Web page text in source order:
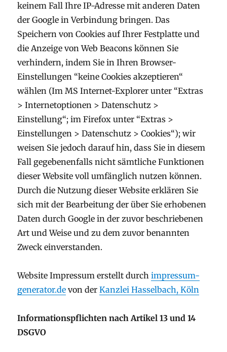
keinem Fall Ihre IP-Adresse mit anderen Daten
der Google in Verbindung bringen. Das
Speichern von Cookies auf Ihrer Festplatte und
die Anzeige von Web Beacons können Sie
verhindern, indem Sie in Ihren Browser-
Einstellungen “keine Cookies akzeptieren“
wählen (Im MS Internet-Explorer unter “Extras
> Internetoptionen > Datenschutz >
Einstellung“; im Firefox unter “Extras >
Einstellungen > Datenschutz > Cookies“); wir
weisen Sie jedoch darauf hin, dass Sie in diesem
Fall gegebenenfalls nicht sämtliche Funktionen
dieser Website voll umfänglich nutzen können.
Durch die Nutzung dieser Website erklären Sie
sich mit der Bearbeitung der über Sie erhobenen
Daten durch Google in der zuvor beschriebenen
Art und Weise und zu dem zuvor benannten
Zweck einverstanden.
Website Impressum erstellt durchimpressum-
generator.de von derKanzlei Hasselbach, Köln
Informationspflichten nach Artikel 13 und 14
DSGVO